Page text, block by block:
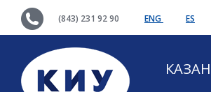
(843) 231 92 90 ENG ES